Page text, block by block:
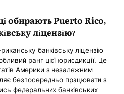
обирають Puerto Rico,
ліцензію?
банківську ліцензію
ранг цієї юрисдикції. Це
Америки з незалежним
безпосередньо працювати з
федеральних банківських